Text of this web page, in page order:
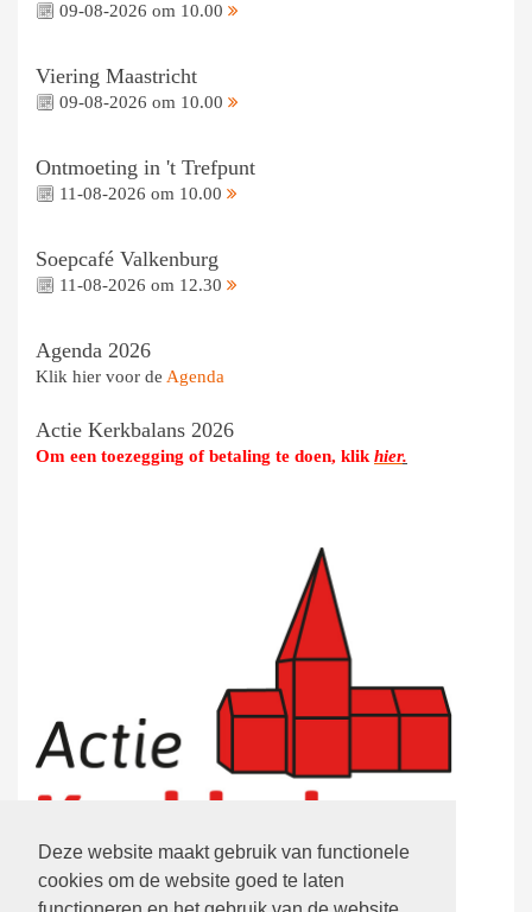
Deze website maakt gebruik van functionele
cookies om de website goed te laten
09-08-2026 om 10.00
Viering Maastricht
09-08-2026 om 10.00
Ontmoeting in 't Trefpunt
11-08-2026 om 10.00
Soepcafé Valkenburg
11-08-2026 om 12.30
Agenda 2026
Klik hier voor de Agenda
Actie Kerkbalans 2026
Om een toezegging of betaling te doen, klik hier.